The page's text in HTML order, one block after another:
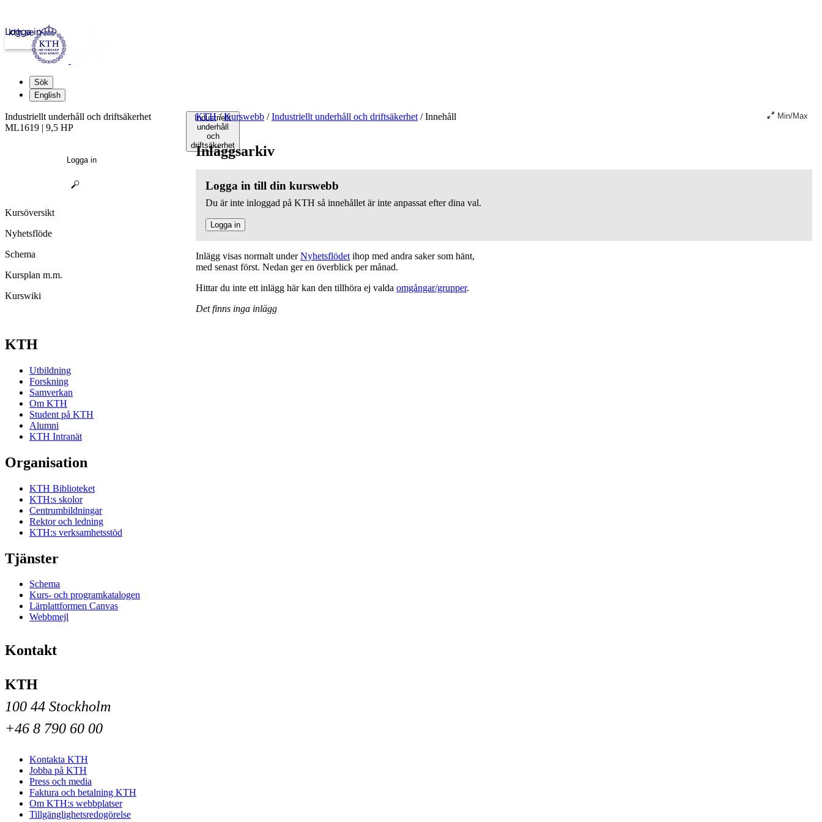
kth.se
Logga in
Sök
English
Industriellt
underhåll
och
driftsäkerhet
KTH / Kurswebb / Industriellt underhåll och driftsäkerhet /Innehåll Min/Max
Inläggsarkiv
Logga in till din kurswebb
Du är inte inloggad på KTH så innehållet är inte anpassat efter dina val.
Logga in
Inlägg visas normalt underNyhetsflödet ihop med andra saker som hänt,
med senast först. Nedan ger en överblick per månad.
Hittar du inte ett inlägg här kan den tillhöra ej valda omgångar/grupper.
Det finns inga inlägg
Industriellt underhåll och driftsäkerhet
ML1619 | 9,5 HP
Logga in
Kursöversikt
Nyhetsflöde
Schema
Kursplan m.m.
Kurswiki
KTH
Utbildning
Forskning
Samverkan
Om KTH
Student på KTH
Alumni
KTH Intranät
Organisation
KTH Biblioteket
KTH:s skolor
Centrumbildningar
Rektor och ledning
KTH:s verksamhetsstöd
Tjänster
Schema
Kurs- och programkatalogen
Lärplattformen Canvas
Webbmejl
Kontakt
KTH
100 44 Stockholm
+46 8 790 60 00
Kontakta KTH
Jobba på KTH
Press och media
Faktura och betalning KTH
Om KTH:s webbplatser
Tillgänglighetsredogörelse